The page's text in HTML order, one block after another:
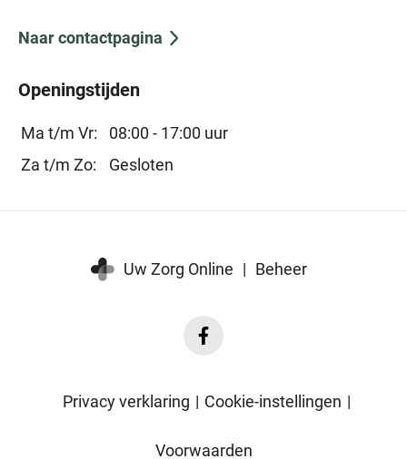
Naar contactpagina
Openingstijden
Ma t/m Vr:
08:00 - 17:00 uur
Za t/m Zo:
Gesloten
Uw Zorg Online | Beheer
Facebook
Centrum
Privacy verklaring | Cookie-instellingen |
Voorwaarden